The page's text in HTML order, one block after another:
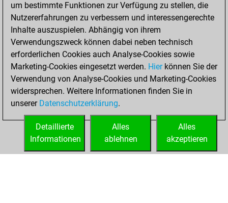
You played 7
slow games
Play
You scored +0
=0 -7 in slow games
Samstag, März
30, 2024
You created
your Fritz account
um bestimmte Funktionen zur Verfügung zu stellen, die
Nutzererfahrungen zu verbessern und interessengerechte
Inhalte auszuspielen. Abhängig von ihrem
Verwendungszweck können dabei neben technisch
erforderlichen Cookies auch Analyse-Cookies sowie
Marketing-Cookies eingesetzt werden. Hierkönnen Sie der
Verwendung von Analyse-Cookies und Marketing-Cookies
widersprechen. Weitere Informationen finden Sie in
unserer Datenschutzerklärung.
Alles
akzeptieren
Alles
ablehnen
Detaillierte
Informationen